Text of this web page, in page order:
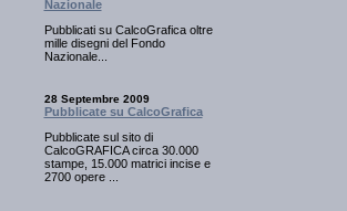
Nazionale
Pubblicati su CalcoGrafica oltre
mille disegni del Fondo
Nazionale...
28 Septembre 2009
Pubblicate su CalcoGrafica
Pubblicate sul sito di
CalcoGRAFICA circa 30.000
stampe, 15.000 matrici incise e
2700 opere ...